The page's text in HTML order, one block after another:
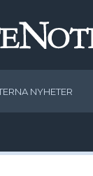
NYHETER